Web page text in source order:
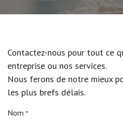
Contactez-nous pour tout ce
entreprise ou nos services.
Nous ferons de notre mieux
les plus brefs délais.
Nom *